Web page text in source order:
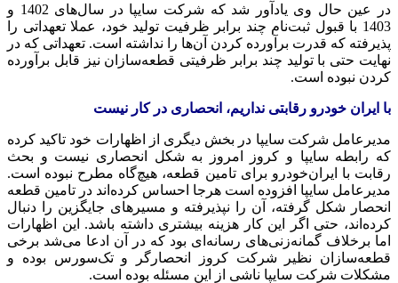
در عین حال وی یادآور شد که شرکت سایپا در سال‌های 1402 و
1403 با قبول ثبت‌نام چند برابر ظرفیت تولید خود، عملا تعهداتی را
پذیرفته که قدرت برآورده کردن آن‌ها را نداشته است. تعهداتی که در
نهایت حتی با تولید چند برابر ظرفیتی قطعه‌سازان نیز قابل برآورده
کردن نبوده است.
با ایران خودرو رقابتی نداریم، انحصاری در کار نیست
مدیرعامل شرکت سایپا در بخش دیگری از اظهارات خود تاکید کرده
که رابطه سایپا و کروز امروز به شکل انحصاری نیست و بحث
رقابت با ایران‌خودرو برای تامین قطعه، هیچ‌گاه مطرح نبوده است.
مدیرعامل سایپا افزوده است هرجا احساس کرده‌اند در تامین قطعه
انحصار شکل گرفته، آن را نپذیرفته و مسیرهای جایگزین را دنبال
کرده‌اند، حتی اگر این کار هزینه بیشتری داشته باشد. این اظهارات
اما برخلاف گمانه‌زنی‌های رسانه‌ای بود که در آن ادعا می‌شد برخی
قطعه‌سازان نظیر شرکت کروز انحصارگر و تک‌سورس بوده و
مشکلات شرکت سایپا ناشی از این مسئله بوده است.